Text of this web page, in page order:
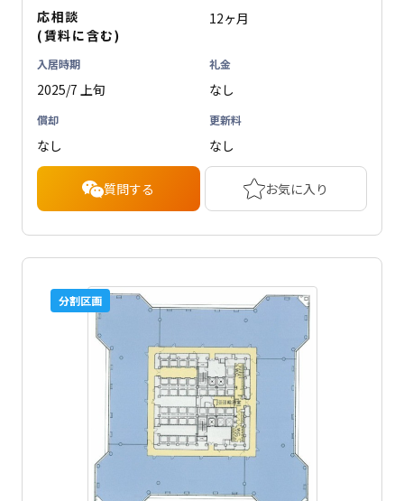
応相談
(賃料に含む)
12ヶ月
入居時期
2025/7 上旬
礼金
なし
償却
なし
更新料
なし
質問する お気に入り
分割区画